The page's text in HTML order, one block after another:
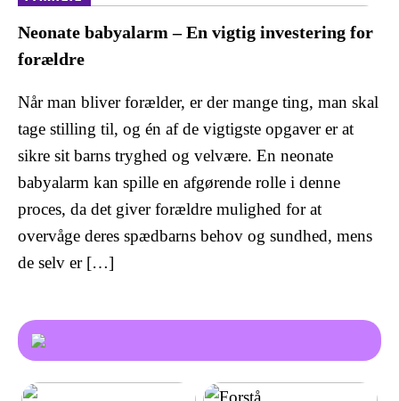
Neonate babyalarm – En vigtig investering for
forældre
Når man bliver forælder, er der mange ting, man skal
tage stilling til, og én af de vigtigste opgaver er at
sikre sit barns tryghed og velvære. En neonate
babyalarm kan spille en afgørende rolle i denne
proces, da det giver forældre mulighed for at
overvåge deres spædbarns behov og sundhed, mens
de selv er […]